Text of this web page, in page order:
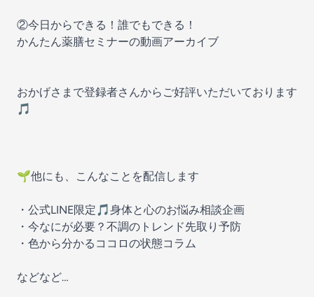
②今日からできる！誰でもできる！
かんたん薬膳セミナーの動画アーカイブ
おかげさまで登録者さんからご好評いただいております
🎵
🌱他にも、こんなことを配信します
・公式LINE限定🎵身体と心のお悩み相談企画
・今なにが必要？不調のトレンド先取り予防
・色から分かるココロの状態コラム
などなど…